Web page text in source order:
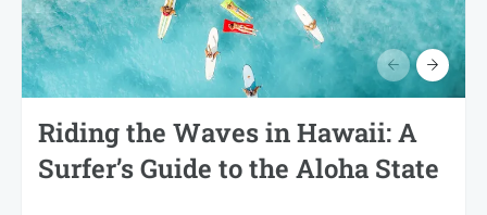
Riding the Waves in Hawaii: A
Surfer’s Guide to the Aloha State